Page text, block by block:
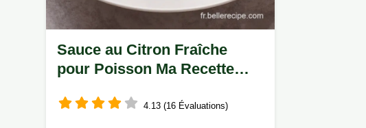
Sauce au Citron Fraîche
pour Poisson Ma Recette
4.13 (16 Évaluations)